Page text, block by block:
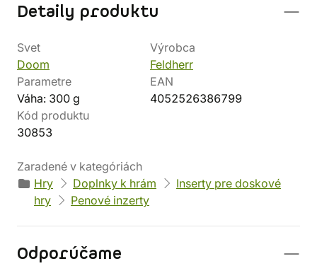
Detaily produktu
Svet
Doom
Výrobca
Feldherr
Parametre
Váha: 300 g
EAN
4052526386799
Kód produktu
30853
Zaradené v kategóriách
Hry
Doplnky k hrám
Inserty pre doskové
hry
Penové inzerty
Odporúčame